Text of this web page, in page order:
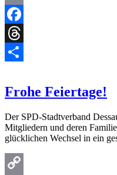
Link
Email
Facebook
Threads
Frohe Feiertage!
Der SPD-Stadtverband
Mitgliedern und deren
glücklichen Wechsel in ein